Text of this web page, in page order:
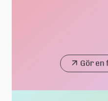
Gör en